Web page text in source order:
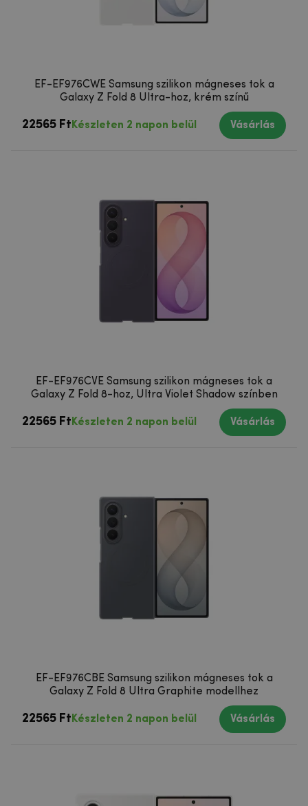
EF-EF976CWE Samsung szilikon mágneses tok a
Galaxy Z Fold 8 Ultra-hoz, krém színű
22565 Ft Készleten 2 napon belül Vásárlás
EF-EF976CVE Samsung szilikon mágneses tok a
Galaxy Z Fold 8-hoz, Ultra Violet Shadow színben
22565 Ft Készleten 2 napon belül Vásárlás
EF-EF976CBE Samsung szilikon mágneses tok a
Galaxy Z Fold 8 Ultra Graphite modellhez
22565 Ft Készleten 2 napon belül Vásárlás